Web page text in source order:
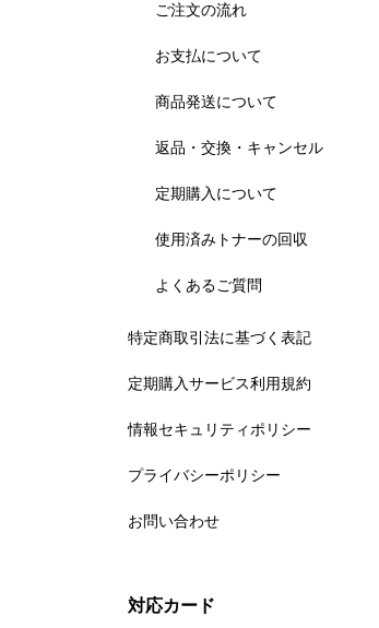
ご注文の流れ
お支払について
商品発送について
返品・交換・キャンセル
定期購入について
使用済みトナーの回収
よくあるご質問
特定商取引法に基づく表記
定期購入サービス利用規約
情報セキュリティポリシー
プライバシーポリシー
お問い合わせ
対応カード